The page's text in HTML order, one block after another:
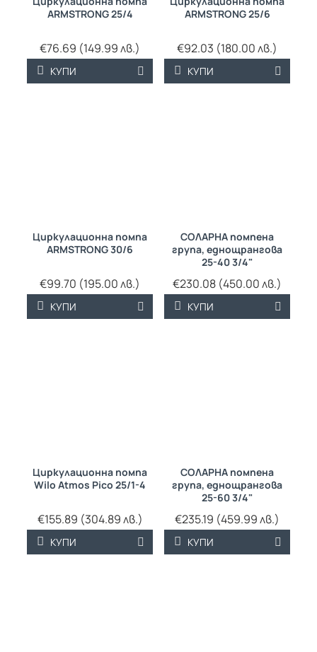
ARMSTRONG 25/4
€76.69 (149.99 лв.)
КУПИ
ARMSTRONG 25/6
€92.03 (180.00 лв.)
КУПИ
Циркулационна помпа
ARMSTRONG 30/6
€99.70 (195.00 лв.)
КУПИ
СОЛАРНА помпена
група, еднощрангова
25-40 3/4"
€230.08 (450.00 лв.)
КУПИ
Циркулационна помпа
Wilo Atmos Pico 25/1-4
€155.89 (304.89 лв.)
КУПИ
СОЛАРНА помпена
група, еднощрангова
25-60 3/4"
€235.19 (459.99 лв.)
КУПИ